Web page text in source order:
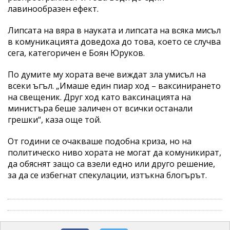
лавинообразен ефект.
Липсата на вяра в науката и липсата на всяка мисъл
в комуникацията доведоха до това, което се случва
сега, категоричен е Боян Юруков.
По думите му хората вече виждат зла умисъл на
всеки ъгъл. „Имаше един пиар ход – ваксинирането
на свещеник. Друг ход като ваксинацията на
министъра беше заличен от всички останали
грешки“, каза още той.
От години се очакваше подобна криза, но на
политическо ниво хората не могат да комуникират,
да обяснят защо са взели едно или друго решение,
за да се избегнат спекулации, изтъкна блогърът.